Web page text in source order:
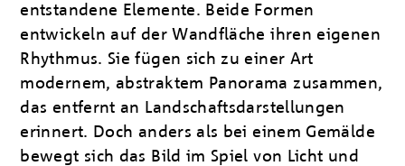
entstandene Elemente. Beide Formen
entwickeln auf der Wandfläche ihren eigenen
Rhythmus. Sie fügen sich zu einer Art
modernem, abstraktem Panorama zusammen,
das entfernt an Landschaftsdarstellungen
erinnert. Doch anders als bei einem Gemälde
bewegt sich das Bild im Spiel von Licht und